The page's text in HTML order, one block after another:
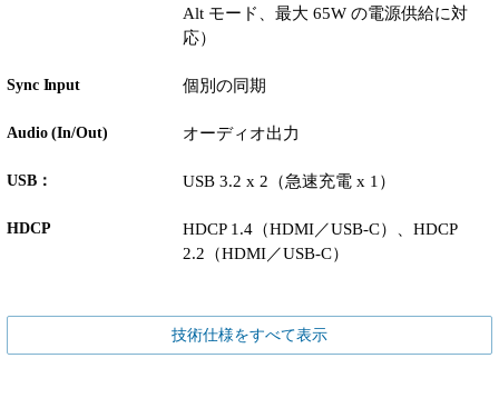
Alt モード、最大 65W の電源供給に対
応）
Sync Input 個別の同期
Audio (In/Out) オーディオ出力
USB： USB 3.2 x 2（急速充電 x 1）
HDCP
HDCP 1.4（HDMI／USB-C）、HDCP
2.2（HDMI／USB-C）
技術仕様をすべて表示